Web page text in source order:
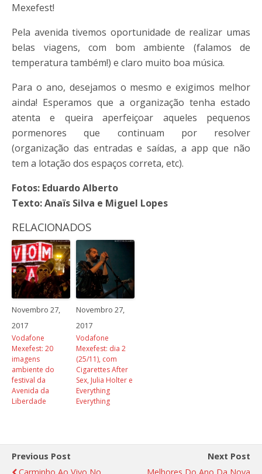
Mexefest!
Pela avenida tivemos oportunidade de realizar umas
belas viagens, com bom ambiente (falamos de
temperatura também!) e claro muito boa música.
Para o ano, desejamos o mesmo e exigimos melhor
ainda! Esperamos que a organização tenha estado
atenta e queira aperfeiçoar aqueles pequenos
pormenores que continuam por resolver
(organização das entradas e saídas, a app que não
tem a lotação dos espaços correta, etc).
Fotos: Eduardo Alberto
Texto: Anaïs Silva e Miguel Lopes
RELACIONADOS
Novembro 27,
2017
Vodafone
Mexefest: 20
imagens
ambiente do
festival da
Avenida da
Liberdade
Novembro 27,
2017
Vodafone
Mexefest: dia 2
(25/11), com
Cigarettes After
Sex, Julia Holter e
Everything
Everything
Previous Post
Carminho Ao Vivo No
Next Post
Melhores Do Ano Da Nova